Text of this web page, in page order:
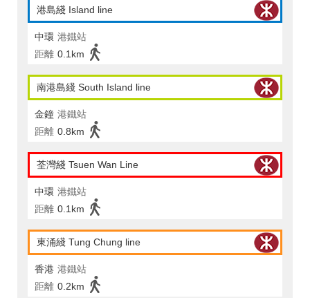
港島綫 Island line
中環 港鐵站
距離 0.1km
南港島綫 South Island line
金鐘 港鐵站
距離 0.8km
荃灣綫 Tsuen Wan Line
中環 港鐵站
距離 0.1km
東涌綫 Tung Chung line
香港 港鐵站
距離 0.2km